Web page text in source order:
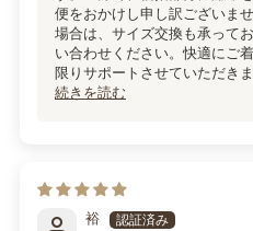
便をおかけし申し訳ございま
場合は、サイズ交換も承って
い合わせください。快適にご
限りサポートさせていただき
続きを読む
裕